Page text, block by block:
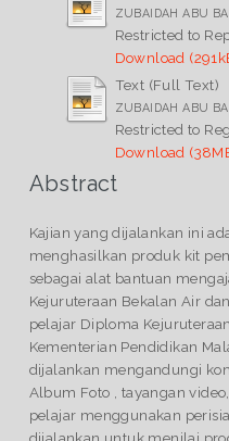
ZUBAIDAH ABU
Restricted to
Download
Text (Full Text)
ZUBAIDAH ABU
Restricted to
Download
Abstract
Kajian yang dijalankan ini
menghasilkan produk kit
sebagai alat bantuan
Kejuruteraan Bekalan Air
pelajar Diploma
Kementerian Pendidikan
dijalankan mengandungi
Album Foto , tayangan
pelajar menggunakan